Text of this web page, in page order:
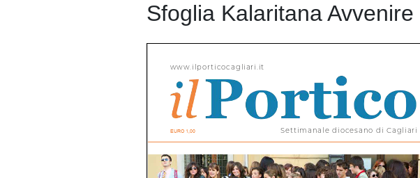
Sfoglia Kalaritana Avvenire